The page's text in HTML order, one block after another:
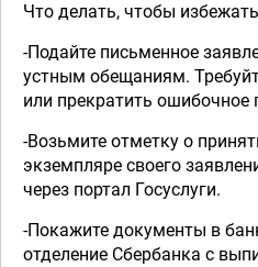
Что делать, чтобы
-Подайте письменное
устным обещаниям.
или прекратить ошибочное
-Возьмите отметку о
экземпляре своего
через портал Госуслуги.
-Покажите документы в
отделение Сбербанка с